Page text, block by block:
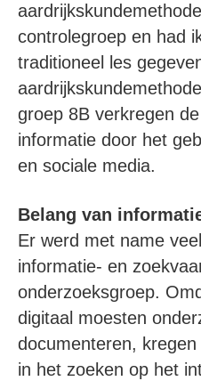
controlegroep en had
traditioneel les
groep 8B verkregen
informatie door het
en sociale media.
Belang van
Er werd met name
informatie- en
onderzoeksgroep.
digitaal moesten
documenteren,
in het zoeken op het